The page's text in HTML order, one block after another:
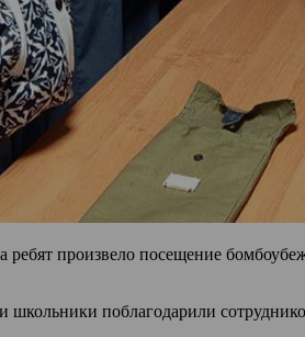
ребят произвело посещение
школьники поблагодарили